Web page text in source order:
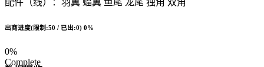
出商进度(限制:50 / 已出:0) 0%
0%
Complete